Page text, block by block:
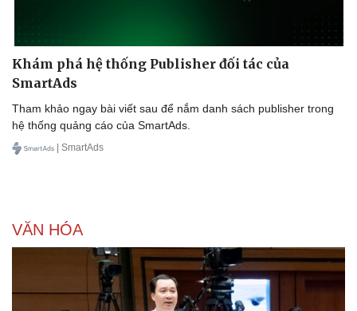
Khám phá hệ thống Publisher đối tác của
SmartAds
Tham khảo ngay bài viết sau để nắm danh sách publisher trong
hệ thống quảng cáo của SmartAds.
| SmartAds
VĂN HÓA